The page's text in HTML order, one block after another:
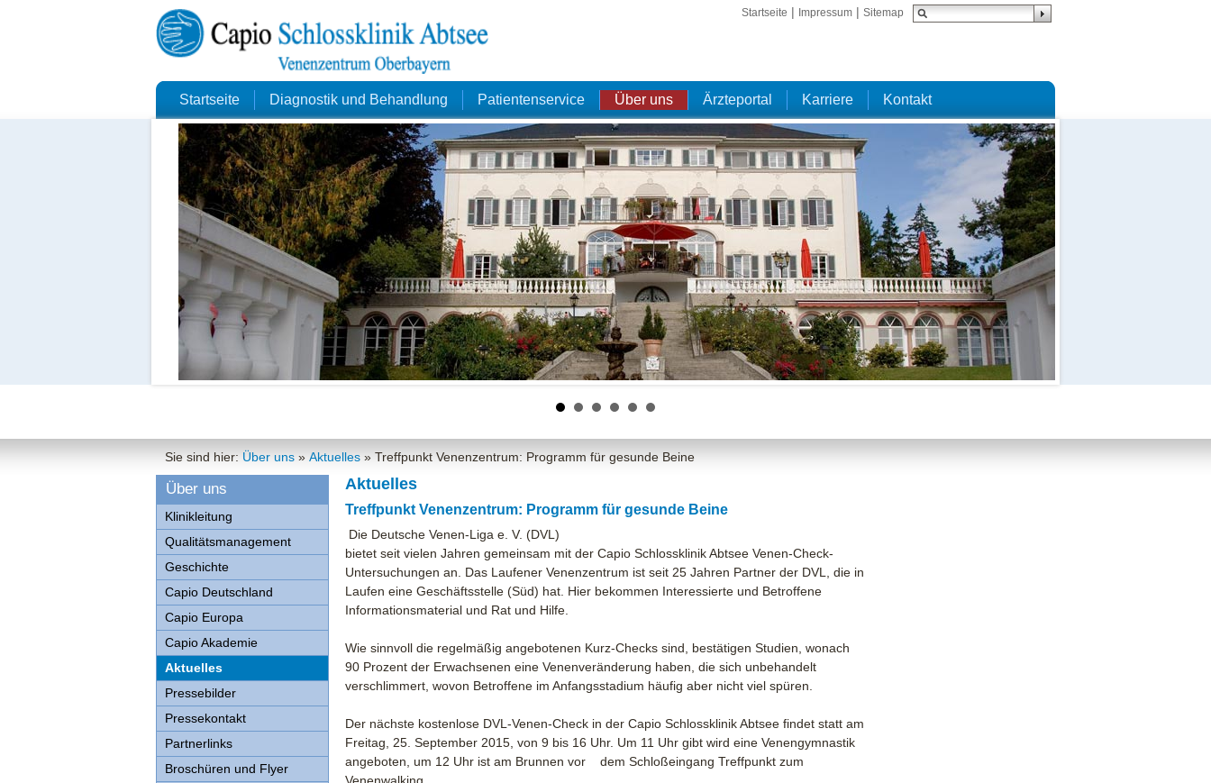
Startseite | Impressum | Sitemap
Startseite Diagnostik und Behandlung Patientenservice Über uns Ärzteportal Karriere Kontakt
Sie sind hier: Über uns » Aktuelles » Treffpunkt Venenzentrum: Programm für gesunde Beine
Über uns
Klinikleitung
Qualitätsmanagement
Geschichte
Capio Deutschland
Capio Europa
Capio Akademie
Aktuelles
Pressebilder
Pressekontakt
Partnerlinks
Broschüren und Flyer
Aktuelles
Treffpunkt Venenzentrum: Programm für gesunde Beine
Die Deutsche Venen-Liga e. V. (DVL)
bietet seit vielen Jahren gemeinsam mit der Capio Schlossklinik Abtsee Venen-Check-
Untersuchungen an. Das Laufener Venenzentrum ist seit 25 Jahren Partner der DVL, die in
Laufen eine Geschäftsstelle (Süd) hat. Hier bekommen Interessierte und Betroffene
Informationsmaterial und Rat und Hilfe.
Wie sinnvoll die regelmäßig angebotenen Kurz-Checks sind, bestätigen Studien, wonach
90 Prozent der Erwachsenen eine Venenveränderung haben, die sich unbehandelt
verschlimmert, wovon Betroffene im Anfangsstadium häufig aber nicht viel spüren.
Der nächste kostenlose DVL-Venen-Check in der Capio Schlossklinik Abtsee findet statt am
Freitag, 25. September 2015, von 9 bis 16 Uhr. Um 11 Uhr gibt wird eine Venengymnastik
angeboten, um 12 Uhr ist am Brunnen vor dem Schloßeingang Treffpunkt zum